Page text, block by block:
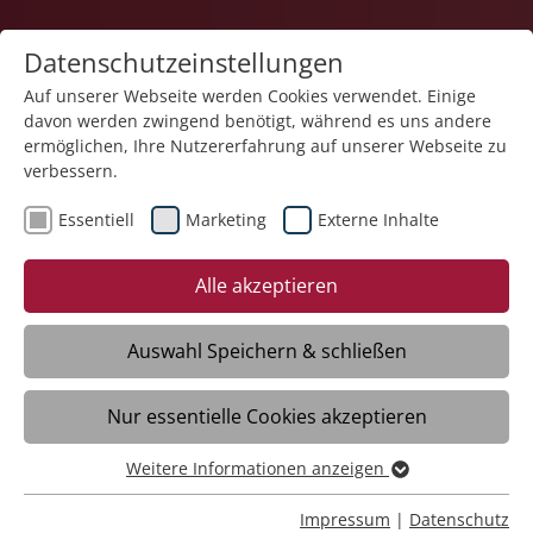
Teilhabe und Familie
Familienunterstützender Dienst
Friedrichshafen
Datenschutzeinstellungen
Auf unserer Webseite werden Cookies verwendet. Einige
davon werden zwingend benötigt, während es uns andere
ermöglichen, Ihre Nutzererfahrung auf unserer Webseite zu
verbessern.
Essentiell Marketing Externe Inhalte
Alle akzeptieren
Auswahl Speichern & schließen
Nur essentielle Cookies akzeptieren
Essentiell
Essentielle Cookies werden für grundlegende Funktionen
Weitere Informationen anzeigen
Impressum | Datenschutz